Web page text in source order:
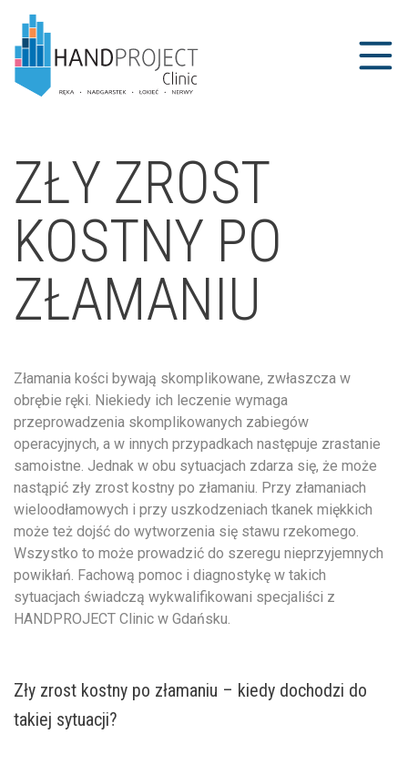
ZŁY ZROST
KOSTNY PO
ZŁAMANIU
Złamania kości bywają skomplikowane, zwłaszcza w
obrębie ręki. Niekiedy ich leczenie wymaga
przeprowadzenia skomplikowanych zabiegów
operacyjnych, a w innych przypadkach następuje zrastanie
samoistne. Jednak w obu sytuacjach zdarza się, że może
nastąpić zły zrost kostny po złamaniu. Przy złamaniach
wieloodłamowych i przy uszkodzeniach tkanek miękkich
może też dojść do wytworzenia się stawu rzekomego.
Wszystko to może prowadzić do szeregu nieprzyjemnych
powikłań. Fachową pomoc i diagnostykę w takich
sytuacjach świadczą wykwalifikowani specjaliści z
HANDPROJECT Clinic w Gdańsku.
Zły zrost kostny po złamaniu – kiedy dochodzi do
takiej sytuacji?